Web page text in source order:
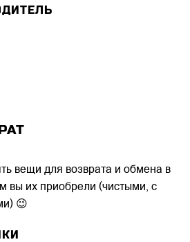
вещи для возврата и обмена в
вы их приобрели (чистыми, с
😉